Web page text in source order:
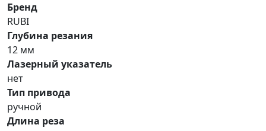
Бренд
RUBI
Глубина резания
12 мм
Лазерный указатель
нет
Тип привода
ручной
Длина реза